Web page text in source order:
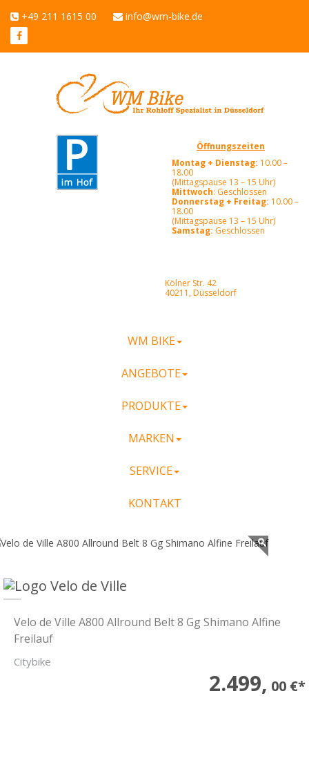
+49 211 1615 00 info@wm-bike.de
Öffnungszeiten
Montag + Dienstag: 10.00 –
18.00
(Mittagspause 13 – 15 Uhr)
Mittwoch: Geschlossen
Donnerstag + Freitag: 10.00 –
18.00
(Mittagspause 13 – 15 Uhr)
Samstag: Geschlossen
Kölner Str. 42
40211, Düsseldorf
WM BIKE
ANGEBOTE
PRODUKTE
MARKEN
SERVICE
KONTAKT
Velo de Ville A800 Allround Belt 8 Gg Shimano Alfine
Freilauf
Citybike
2.499, 00 €*